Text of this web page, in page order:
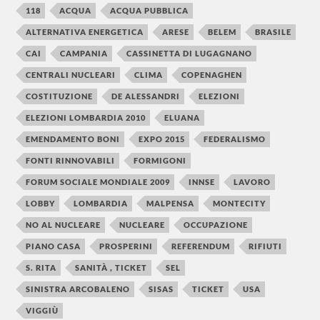
118 ACQUA ACQUA PUBBLICA
ALTERNATIVA ENERGETICA ARESE BELEM BRASILE
CAI CAMPANIA CASSINETTA DI LUGAGNANO
CENTRALI NUCLEARI CLIMA COPENAGHEN
COSTITUZIONE DE ALESSANDRI ELEZIONI
ELEZIONI LOMBARDIA 2010 ELUANA
EMENDAMENTO BONI EXPO 2015 FEDERALISMO
FONTI RINNOVABILI FORMIGONI
FORUM SOCIALE MONDIALE 2009 INNSE LAVORO
LOBBY LOMBARDIA MALPENSA MONTECITY
NO AL NUCLEARE NUCLEARE OCCUPAZIONE
PIANO CASA PROSPERINI REFERENDUM RIFIUTI
S. RITA SANITÀ , TICKET SEL
SINISTRA ARCOBALENO SISAS TICKET USA
VIGGIÙ